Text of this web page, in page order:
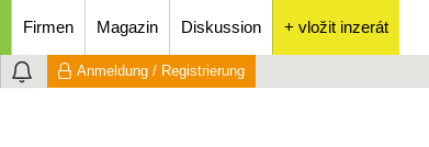
Firmen Magazin Diskussion + vložit inzerát
Anmeldung / Registrierung